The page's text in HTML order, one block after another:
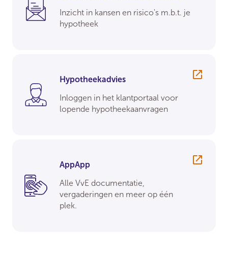
Inzicht in kansen en risico's m.b.t. je
hypotheek
Hypotheekadvies
Inloggen in het klantportaal voor
lopende hypotheekaanvragen
AppApp
Alle VvE documentatie,
vergaderingen en meer op één
plek.